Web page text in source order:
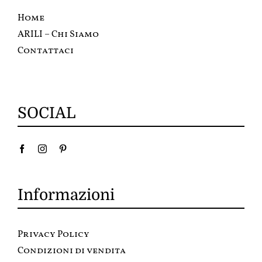
Home
ARILI – Chi Siamo
Contattaci
SOCIAL
Informazioni
Privacy Policy
Condizioni di vendita